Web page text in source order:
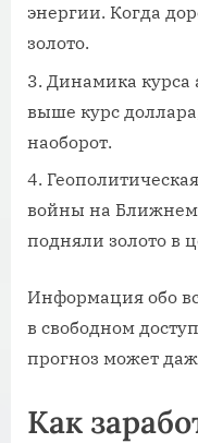
энергии. Когда
золото.
Динамика курса
выше курс
наоборот.
войны на Ближнем
подняли золото в
Информация обо
в свободном
прогноз может
Как